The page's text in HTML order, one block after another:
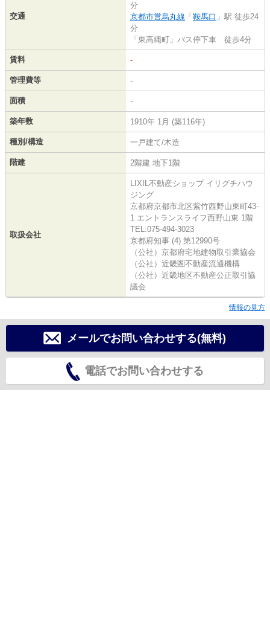
交通
分
京都市営烏丸線 「 鞍馬口 」駅 徒歩24
分
「東高縄町」バス停下車 徒歩4分
賃料 -
管理費等 -
面積 -
築年数 1910年 1月 (築116年)
種別/構造 一戸建て/木造
階建 2階建 地下1階
取扱会社
LIXIL不動産ショップ イリグチハウ
ジング
京都府京都市北区紫竹西野山東町43-
1 エントランスライフ西野山東 1階
TEL:075-494-3023
京都府知事 (4) 第12990号
（公社）京都府宅地建物取引業協会
（公社）近畿圏不動産流通機構
（公社）近畿地区不動産公正取引協
議会
情報の見方
メールでお問い合わせする(無料)
電話でお問い合わせする